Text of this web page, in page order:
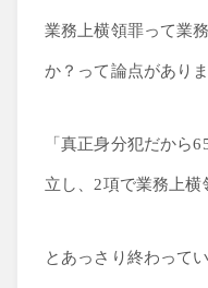
業務上横領罪って業
か？って論点がありま
「真正身分犯だから
立し、2項で業務上横
とあっさり終わって